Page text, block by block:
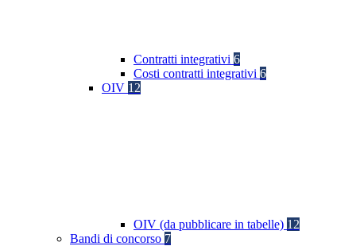
Contratti integrativi 6
Costi contratti integrativi 6
OIV 12
OIV (da pubblicare in tabelle) 12
Bandi di concorso 7